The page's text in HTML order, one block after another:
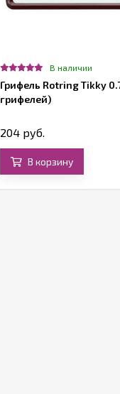
В наличии
Грифель Rotring Tikky
грифелей)
204 руб.
В корзину